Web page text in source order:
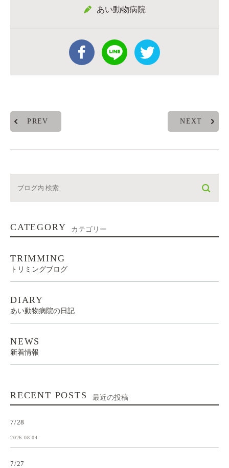
あい動物病院
PREV NEXT
CATEGORY カテゴリー
TRIMMING
トリミングブログ
DIARY
あい動物病院の日記
NEWS
新着情報
RECENT POSTS 最近の投稿
7/28
2026.08.04
7/27